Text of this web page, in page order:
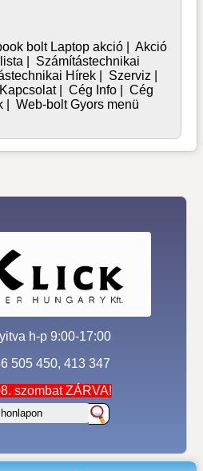
bolt Laptop akció |Akció
Számítástechnikai
Hírek Szerviz
Kapcsolat| Cég Info| Cég
|Web-bolt Gyors menü
h-p 9:00-17:00
505 450, 413 347
szombat ZÁRVA!